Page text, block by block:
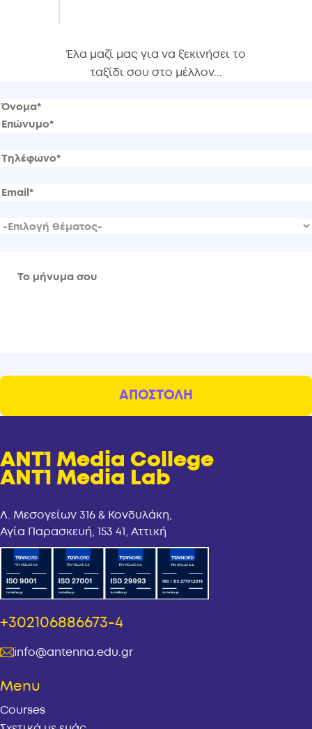
Έλα μαζί μας για να ξεκινήσει το
ταξίδι σου στο μέλλον...
ANT1 Media College
ANT1 Media Lab
Λ. Μεσογείων 316 & Κονδυλάκη,
Αγία Παρασκευή, 153 41, Αττική
+302106886673-4
info@antenna.edu.gr
Menu
Courses